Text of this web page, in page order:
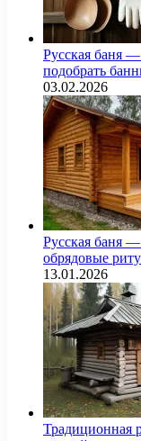
Русская баня
подобрать
03.02.2026
Русская баня
обрядовые
13.01.2026
Традиционная